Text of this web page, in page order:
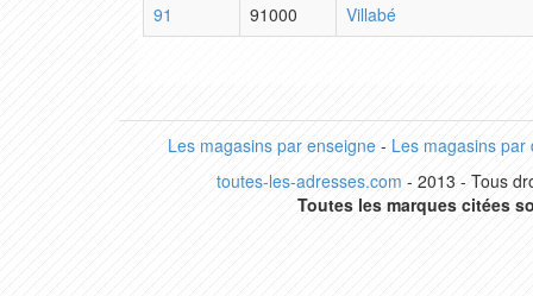
91
91000 Villabé
Les magasins par enseigne- Les magasins par
toutes-les-adresses.com - 2013 - Tous
Toutes les marques citées